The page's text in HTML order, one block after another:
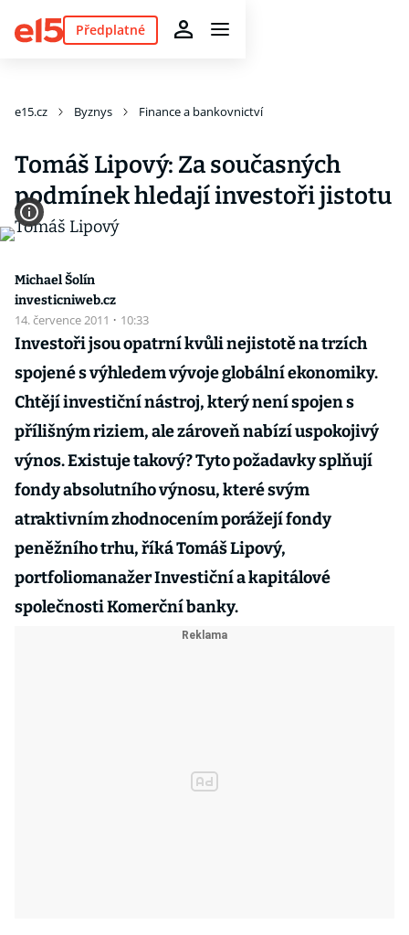
Předplatné
e15.cz Byznys Finance a bankovnictví
Tomáš Lipový: Za současných
podmínek hledají investoři jistotu
Michael Šolín
investicniweb.cz
14. července 2011 · 10:33
Investoři jsou opatrní kvůli nejistotě na trzích
spojené s výhledem vývoje globální ekonomiky.
Chtějí investiční nástroj, který není spojen s
přílišným riziem, ale zároveň nabízí uspokojivý
výnos. Existuje takový? Tyto požadavky splňují
fondy absolutního výnosu, které svým
atraktivním zhodnocením porážejí fondy
peněžního trhu, říká Tomáš Lipový,
portfoliomanažer Investiční a kapitálové
společnosti Komerční banky.